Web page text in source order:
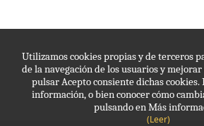
Utilizamos cookies propias y de terceros
de la navegación de los usuarios y
pulsar Acepto consiente dichas cookies.
información, o bien conocer cómo
pulsando en Más
(Leer)